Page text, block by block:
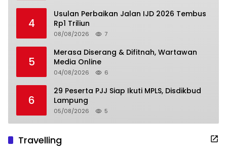
4
Usulan Perbaikan Jalan IJD 2026 Tembus
Rp1 Triliun
08/08/2026 7
5
Merasa Diserang & Difitnah, Wartawan
Media Online
04/08/2026 6
6
29 Peserta PJJ Siap Ikuti MPLS, Disdikbud
Lampung
05/08/2026 5
Travelling